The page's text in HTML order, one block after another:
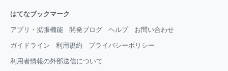
はてなブックマーク
アプリ・拡張機能 開発ブログ ヘルプ お問い合わせ
ガイドライン 利用規約 プライバシーポリシー
利用者情報の外部送信について